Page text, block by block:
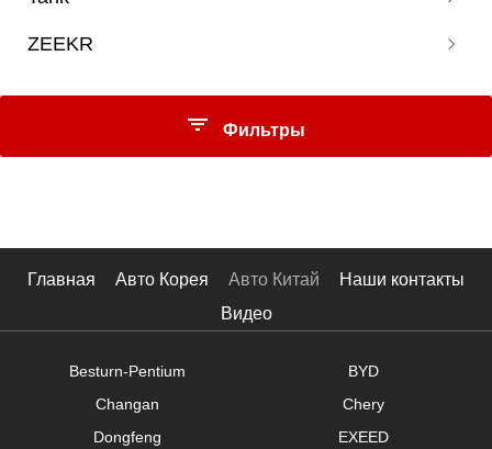
Navarre
Tule
300
ZEEKR
009
Фильтры
- $
Хэтчбек
Главная Авто Корея Авто Китай
Наши контакты
Видео
Besturn-Pentium
BYD
Changan
Chery
Dongfeng
EXEED